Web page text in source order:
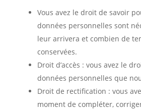
Vous avez le droit de savoir
données personnelles sont
leur arrivera et combien de
conservées.
Droit d’accès : vous avez le
données personnelles que
Droit de rectification : vous
moment de compléter,